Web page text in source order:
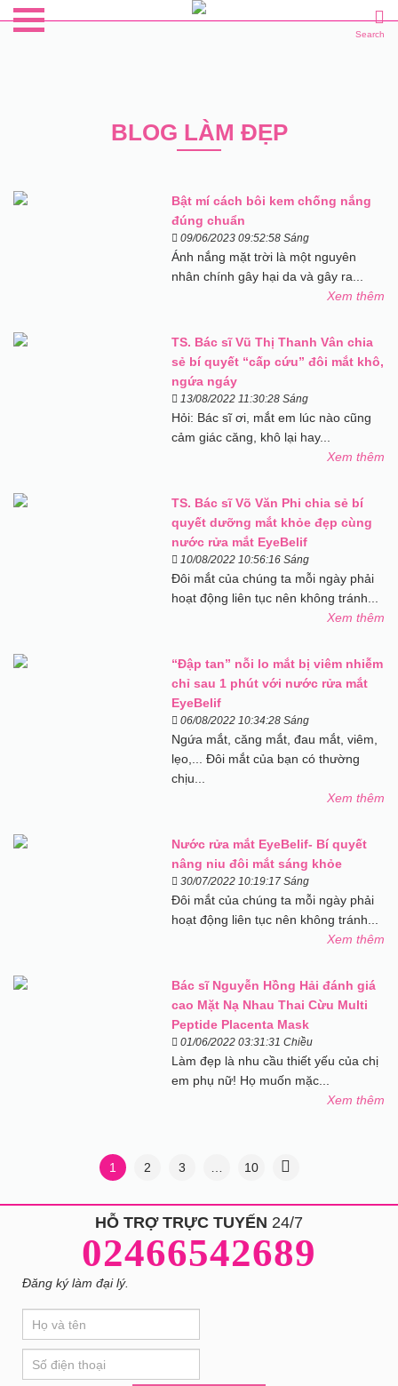
Search
BLOG LÀM ĐẸP
Bật mí cách bôi kem chống nắng
đúng chuẩn
09/06/2023 09:52:58 Sáng
Ánh nắng mặt trời là một nguyên
nhân chính gây hại da và gây ra...
Xem thêm
TS. Bác sĩ Vũ Thị Thanh Vân chia
sẻ bí quyết “cấp cứu” đôi mắt khô,
ngứa ngáy
13/08/2022 11:30:28 Sáng
Hỏi: Bác sĩ ơi, mắt em lúc nào cũng
cảm giác căng, khô lại hay...
Xem thêm
TS. Bác sĩ Võ Văn Phi chia sẻ bí
quyết dưỡng mắt khỏe đẹp cùng
nước rửa mắt EyeBelif
10/08/2022 10:56:16 Sáng
Đôi mắt của chúng ta mỗi ngày phải
hoạt động liên tục nên không tránh...
Xem thêm
“Đập tan” nỗi lo mắt bị viêm nhiễm
chỉ sau 1 phút với nước rửa mắt
EyeBelif
06/08/2022 10:34:28 Sáng
Ngứa mắt, căng mắt, đau mắt, viêm,
lẹo,... Đôi mắt của bạn có thường
chịu...
Xem thêm
Nước rửa mắt EyeBelif- Bí quyết
nâng niu đôi mắt sáng khỏe
30/07/2022 10:19:17 Sáng
Đôi mắt của chúng ta mỗi ngày phải
hoạt động liên tục nên không tránh...
Xem thêm
Bác sĩ Nguyễn Hồng Hải đánh giá
cao Mặt Nạ Nhau Thai Cừu Multi
Peptide Placenta Mask
01/06/2022 03:31:31 Chiều
Làm đẹp là nhu cầu thiết yếu của chị
em phụ nữ! Họ muốn mặc...
Xem thêm
1 2 3 10
HỖ TRỢ TRỰC TUYẾN 24/7
02466542689
Đăng ký làm đại lý.
Đăng
Ký
If
you
are
human,